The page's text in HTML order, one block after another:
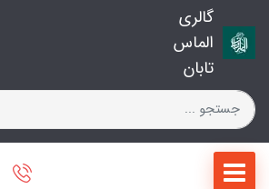
گالری
الماس
تابان